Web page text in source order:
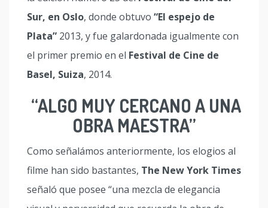
Sur, en Oslo, donde obtuvo “El espejo de
Plata” 2013, y fue galardonada igualmente con
el primer premio en el Festival de Cine de
Basel, Suiza, 2014.
“ALGO MUY CERCANO A UNA
OBRA MAESTRA”
Como señalámos anteriormente, los elogios al
filme han sido bastantes, The New York Times
señaló que posee “una mezcla de elegancia